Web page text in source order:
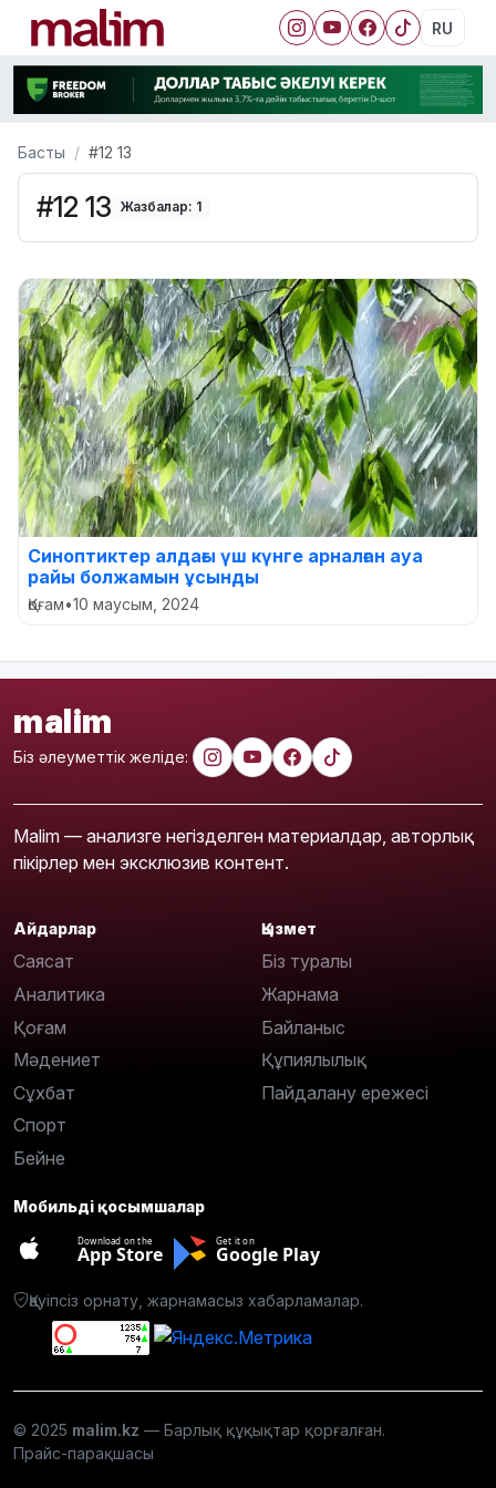
RU
Басты #12 13
#12 13 Жазбалар: 1
Синоптиктер алдағы үш күнге арналған ауа
райы болжамын ұсынды
Қоғам•10 маусым, 2024
malim
Біз әлеуметтік желіде:
Malim — анализге негізделген материалдар, авторлық
пікірлер мен эксклюзив контент.
Айдарлар
Саясат
Аналитика
Қоғам
Мәдениет
Сұхбат
Спорт
Бейне
Қызмет
Біз туралы
Жарнама
Байланыс
Құпиялылық
Пайдалану ережесі
Мобильді қосымшалар
Download on the
App Store
Get it on
Google Play
Қауіпсіз орнату, жарнамасыз хабарламалар.
© 2025 malim.kz — Барлық құқықтар қорғалған.
Прайс-парақшасы